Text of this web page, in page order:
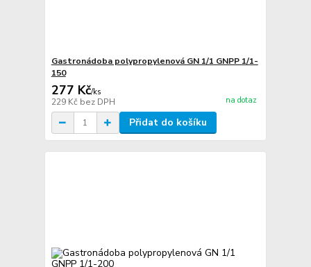
Gastronádoba polypropylenová GN 1/1 GNPP 1/1-
150
277 Kč/ks
229 Kč bez DPH na dotaz
Přidat do košíku